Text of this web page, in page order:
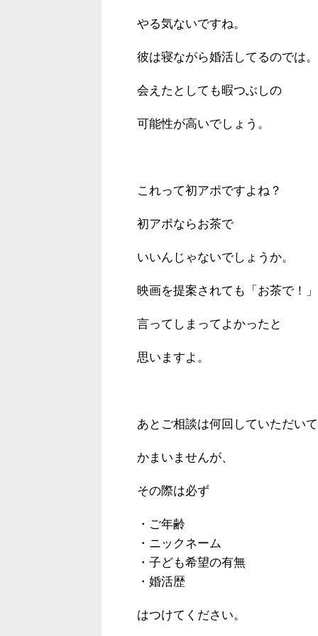
やる気ないですね。
彼は寝ながら婚活してるのでは。
会えたとしても暇つぶしの
可能性が高いでしょう。
これって初アポですよね？
初アポならお茶で
いいんじゃないでしょうか。
映画を提案されても「お茶で！
言ってしまってよかったと
思いますよ。
あとご相談は何回していただい
かまいませんが、
その際は必ず
・ご年齢
・ニックネーム
・子ども希望の有無
・婚活歴
はつけてください。